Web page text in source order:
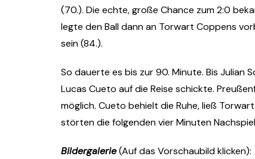
(70.). Die echte, große Chance zum 2:0
legte den Ball dann an Torwart Coppens
sein (84.).
So dauerte es bis zur 90. Minute. Bis Julian
Lucas Cueto auf die Reise schickte.
möglich. Cueto behielt die Ruhe, ließ
störten die folgenden vier Minuten
Bildergalerie(Auf das Vorschaubild klicken):